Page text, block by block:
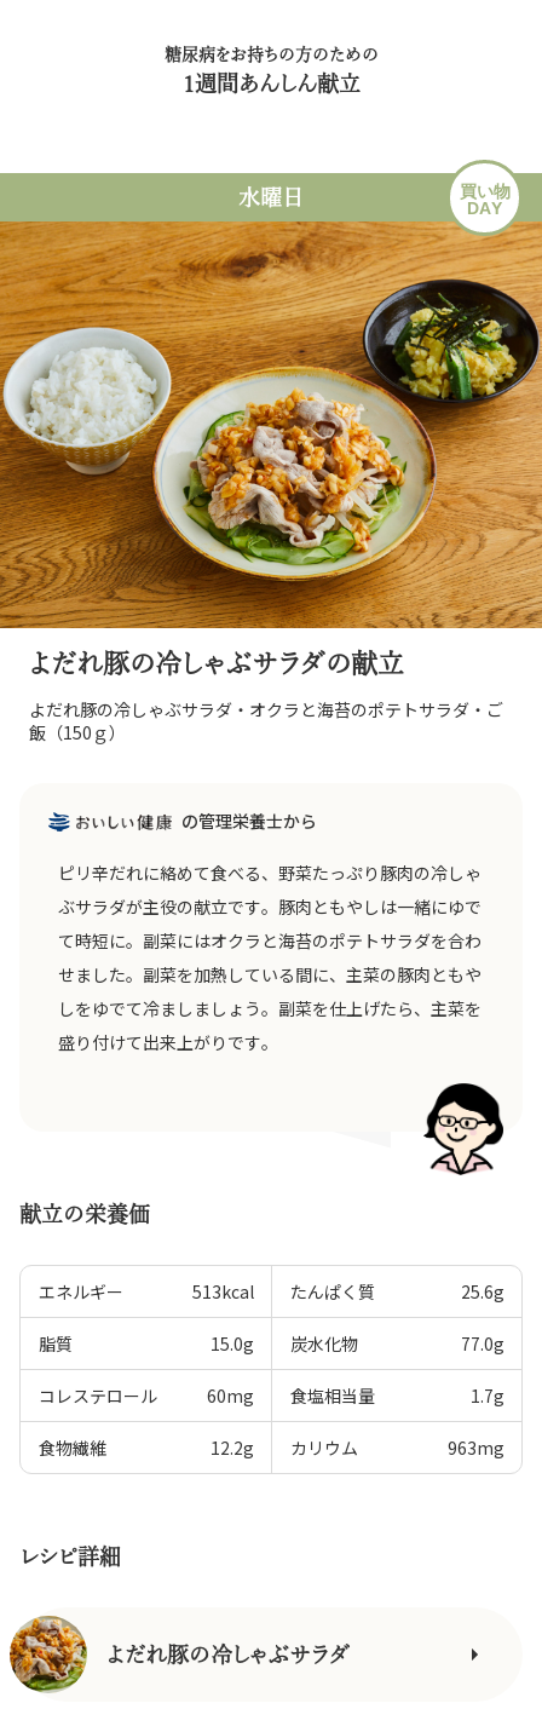
糖尿病をお持ちの方のための
1週間あんしん献立
水曜日
買い物
DAY
よだれ豚の冷しゃぶサラダの献立
よだれ豚の冷しゃぶサラダ・オクラと海苔のポテトサラダ・ご
飯（150ｇ）
の管理栄養士から
ピリ辛だれに絡めて食べる、野菜たっぷり豚肉の冷しゃ
ぶサラダが主役の献立です。豚肉ともやしは一緒にゆで
て時短に。副菜にはオクラと海苔のポテトサラダを合わ
せました。副菜を加熱している間に、主菜の豚肉ともや
しをゆでて冷ましましょう。副菜を仕上げたら、主菜を
盛り付けて出来上がりです。
献立の栄養価
エネルギー 513kcal たんぱく質 25.6g
脂質 15.0g 炭水化物 77.0g
コレステロール 60mg 食塩相当量 1.7g
食物繊維 12.2g カリウム 963mg
レシピ詳細
よだれ豚の冷しゃぶサラダ